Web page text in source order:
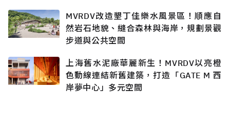
MVRDV改造墾丁佳樂水風景區！順應自
然岩石地貌、縫合森林與海岸，規劃景觀
步道與公共空間
上海舊水泥廠華麗新生！MVRDV以亮橙
色動線連結新舊建築，打造「GATE M 西
岸夢中心」多元空間